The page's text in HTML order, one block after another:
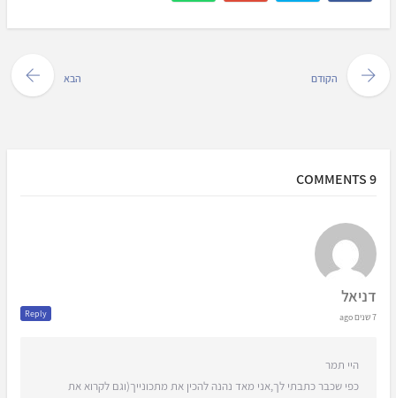
הקודם הבא
9 COMMENTS
דניאל
7 שנים ago Reply
היי תמר
כפי שכבר כתבתי לך,אני מאד נהנה להכין את מתכונייך(וגם לקרוא את